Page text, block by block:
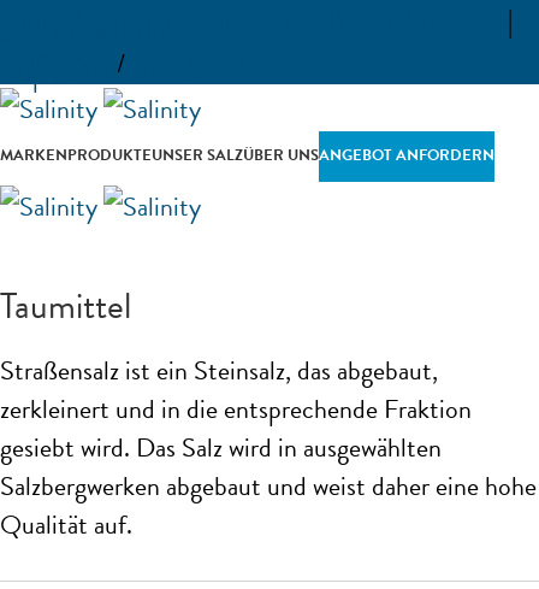
Skip to main content
|
/
MARKENPRODUKTEUNSER SALZÜBER UNSANGEBOT ANFORDERN
Taumittel
Straßensalz ist ein Steinsalz, das abgebaut,
zerkleinert und in die entsprechende Fraktion
gesiebt wird. Das Salz wird in ausgewählten
Salzbergwerken abgebaut und weist daher eine hohe
Qualität auf.